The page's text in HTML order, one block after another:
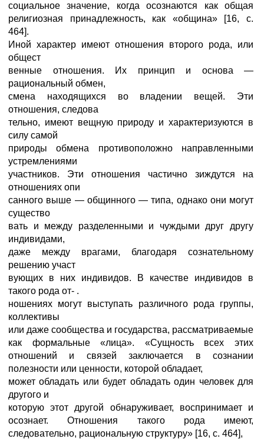
социальное значение, когда осознаются как общая
религиозная принадлежность, как «община» [16, с.
464].
Иной характер имеют отношения второго рода, или
общест
венные отношения. Их принцип и основа —
рациональный обмен,
смена находящихся во владении вещей. Эти
отношения, следова
тельно, имеют вещную природу и характеризуются в
силу самой
природы обмена противоположно направленными
устремлениями
участников. Эти отношения частично зиждутся на
отношениях опи
санного выше — общинного — типа, однако они могут
существо
вать и между разделенными и чуждыми друг другу
индивидами,
даже между врагами, благодаря сознательному
решению участ
вующих в них индивидов. В качестве индивидов в
такого рода от- .
ношениях могут выступать различного рода группы,
коллективы
или даже сообщества и государства, рассматриваемые
как формальные «лица». «Сущность всех этих
отношений и связей заключается в сознании
полезности или ценности, которой обладает,
может обладать или будет обладать один человек для
другого и
которую этот другой обнаруживает, воспринимает и
осознает. Отношения такого рода имеют,
следовательно, рациональную структуру» [16, с. 464],